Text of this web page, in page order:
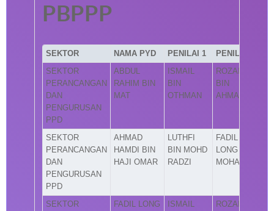
PBPPP
SEKTOR NAMA PYD PENILAI 1 PENILAI 2
SEKTOR
PERANCANGAN
DAN
PENGURUSAN
PPD
ABDUL
RAHIM BIN
MAT
ISMAIL
BIN
OTHMAN
ROZAINI
BIN
AHMAD
SEKTOR
PERANCANGAN
DAN
PENGURUSAN
PPD
AHMAD
HAMDI BIN
HAJI OMAR
LUTHFI
BIN MOHD
RADZI
FADIL
LONG BIN
MOHAMAD
SEKTOR
FADIL LONG
ISMAIL
ROZAINI